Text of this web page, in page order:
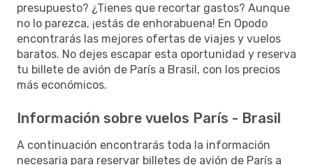
presupuesto? ¿Tienes que recortar gastos? Aunque
no lo parezca, ¡estás de enhorabuena! En Opodo
encontrarás las mejores ofertas de viajes y vuelos
baratos. No dejes escapar esta oportunidad y reserva
tu billete de avión de París a Brasil, con los precios
más económicos.
Información sobre vuelos París - Brasil
A continuación encontrarás toda la información
necesaria para reservar billetes de avión de París a